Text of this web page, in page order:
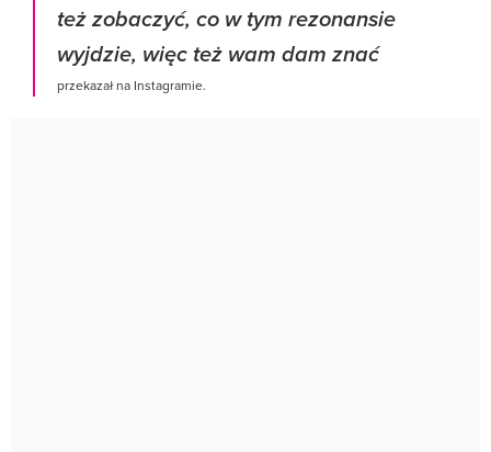
też zobaczyć, co w tym rezonansie
wyjdzie, więc też wam dam znać
przekazał na Instagramie.